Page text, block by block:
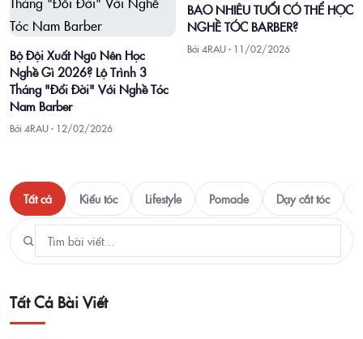
Bộ Đội Xuất Ngũ Nên Học
Nghề Gì 2026? Lộ Trình 3
Tháng "Đổi Đời" Với Nghề Tóc
Nam Barber
Bởi 4RAU · 12/02/2026
BAO NHIÊU TUỔI CÓ THỂ HỌC
NGHỀ TÓC BARBER?
Bởi 4RAU · 11/02/2026
Tất cả Kiểu tóc Lifestyle Pomade Dạy cắt tóc
Tất Cả Bài Viết